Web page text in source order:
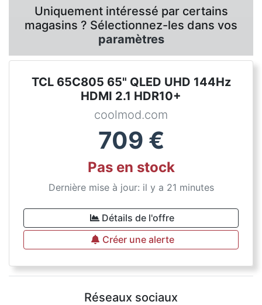
Uniquement intéressé par certains
magasins ? Sélectionnez-les dans vos
paramètres
TCL 65C805 65" QLED UHD 144Hz
HDMI 2.1 HDR10+
coolmod.com
709 €
Pas en stock
Dernière mise à jour: il y a 21 minutes
Détails de l'offre
Créer une alerte
Réseaux sociaux